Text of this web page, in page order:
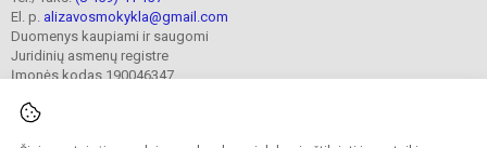
El. p. alizavosmokykla@gmail.com
Duomenys kaupiami ir saugomi
Juridinių asmenų registre
Įmonės kodas 190046347